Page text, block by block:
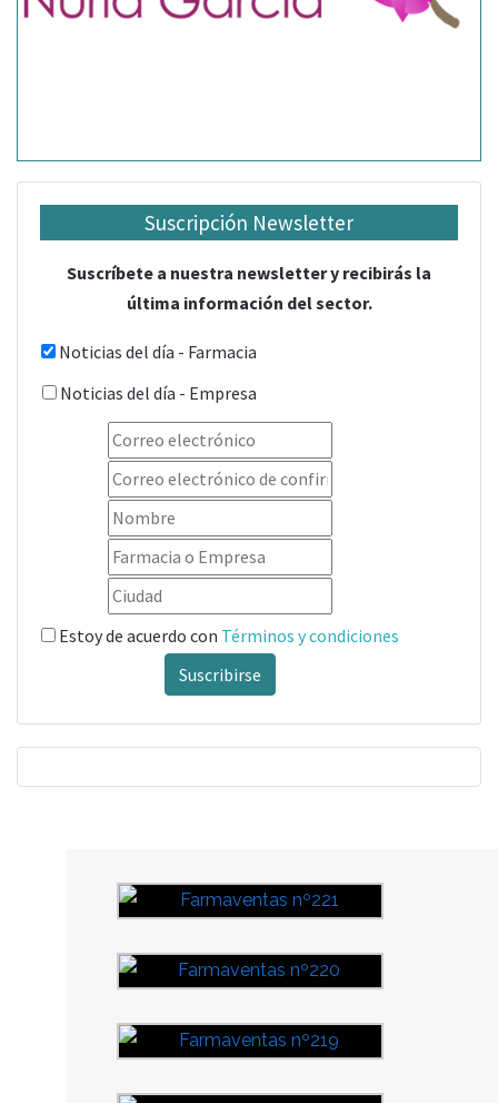
Suscripción Newsletter
Suscríbete a nuestra newsletter y recibirás la
última información del sector.
Noticias del día - Farmacia
Noticias del día - Empresa
Estoy de acuerdo con Términos y condiciones
Suscribirse